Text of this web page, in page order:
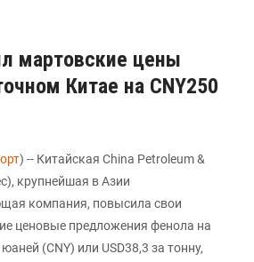
мартовские цены
Китае на CNY250
) -- Китайская China Petroleum &
крупнейшая в Азии
компания, повысила свои
ценовые предложения фенола на
(CNY) или USD38,3 за тонну,